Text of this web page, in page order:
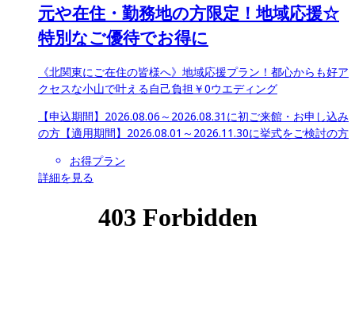
元や在住・勤務地の方限定！地域応援☆
特別なご優待でお得に
《北関東にご在住の皆様へ》地域応援プラン！都心からも好ア
クセスな小山で叶える自己負担￥0ウエディング
【申込期間】 2026.08.06～2026.08.31に初ご来館・お申し込み
の方 【適用期間】 2026.08.01～2026.11.30に挙式をご検討の方
お得プラン
詳細を見る